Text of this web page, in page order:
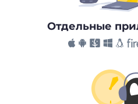
Отдельные